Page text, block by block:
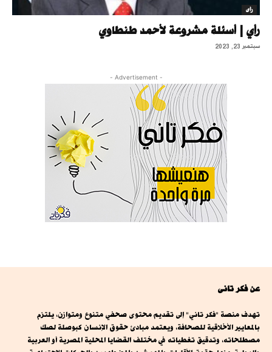
رأى
رأي | أسئلة مشروعة لأحمد طنطاوي
سبتمبر 23, 2023
- Advertisement -
عن فكر تانى
تهدف منصة "فكر تاني" إلى تقديم محتوى صحفي متنوع ومتوازن، يلتزم
بالمعايير الأخلاقية للصحافة، ويعتمد مبادئ حقوق الإنسان كبوصلة لصك
مصطلحاته، وتدقيق تغطياته في مختلف القضايا المحلية المصرية أو العربية